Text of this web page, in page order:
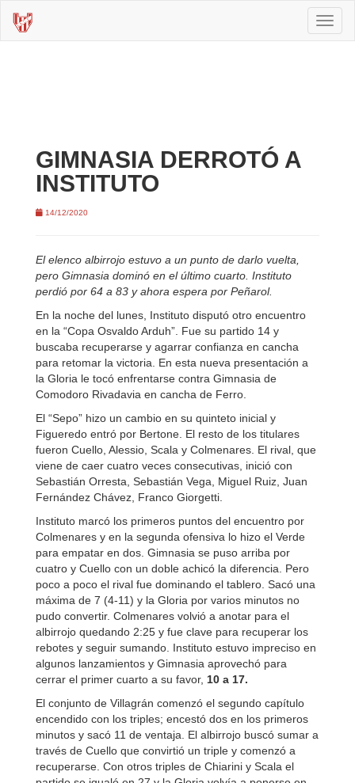
GIMNASIA DERROTÓ A
INSTITUTO
14/12/2020
El elenco albirrojo estuvo a un punto de darlo vuelta,
pero Gimnasia dominó en el último cuarto. Instituto
perdió por 64 a 83 y ahora espera por Peñarol.
En la noche del lunes, Instituto disputó otro encuentro
en la “Copa Osvaldo Arduh”. Fue su partido 14 y
buscaba recuperarse y agarrar confianza en cancha
para retomar la victoria. En esta nueva presentación a
la Gloria le tocó enfrentarse contra Gimnasia de
Comodoro Rivadavia en cancha de Ferro.
El “Sepo” hizo un cambio en su quinteto inicial y
Figueredo entró por Bertone. El resto de los titulares
fueron Cuello, Alessio, Scala y Colmenares. El rival, que
viene de caer cuatro veces consecutivas, inició con
Sebastián Orresta, Sebastián Vega, Miguel Ruiz, Juan
Fernández Chávez, Franco Giorgetti.
Instituto marcó los primeros puntos del encuentro por
Colmenares y en la segunda ofensiva lo hizo el Verde
para empatar en dos. Gimnasia se puso arriba por
cuatro y Cuello con un doble achicó la diferencia. Pero
poco a poco el rival fue dominando el tablero. Sacó una
máxima de 7 (4-11) y la Gloria por varios minutos no
pudo convertir. Colmenares volvió a anotar para el
albirrojo quedando 2:25 y fue clave para recuperar los
rebotes y seguir sumando. Instituto estuvo impreciso en
algunos lanzamientos y Gimnasia aprovechó para
cerrar el primer cuarto a su favor, 10 a 17.
El conjunto de Villagrán comenzó el segundo capítulo
encendido con los triples; encestó dos en los primeros
minutos y sacó 11 de ventaja. El albirrojo buscó sumar a
través de Cuello que convirtió un triple y comenzó a
recuperarse. Con otros triples de Chiarini y Scala el